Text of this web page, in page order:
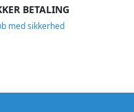
BETALING
med sikkerhed